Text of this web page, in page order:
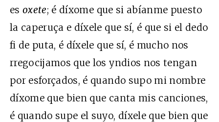
esoxete; é díxome que si abíanme puesto
la caperuça e díxele que sí, é que si el dedo
fi de puta, é díxele que sí, é mucho nos
rregocijamos que los yndios nos tengan
por esforçados, é quando supo mi nombre
díxome que bien que canta mis canciones,
é quando supe el suyo, díxele que bien que